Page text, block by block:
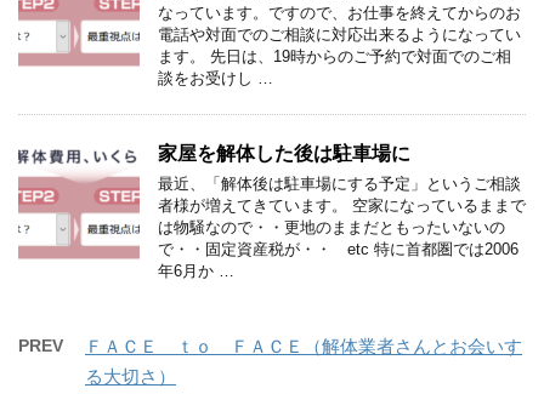
なっています。ですので、お仕事を終えてからのお
電話や対面でのご相談に対応出来るようになってい
ます。 先日は、19時からのご予約で対面でのご相
談をお受けし …
家屋を解体した後は駐車場に
最近、「解体後は駐車場にする予定」というご相談
者様が増えてきています。 空家になっているままで
は物騒なので・・更地のままだともったいないの
で・・固定資産税が・・ etc 特に首都圏では2006
年6月か …
PREV
ＦＡＣＥ ｔｏ ＦＡＣＥ（解体業者さんとお会いす
る大切さ）